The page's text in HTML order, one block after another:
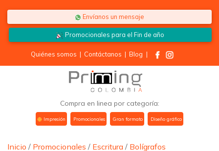
Envíanos un mensaje
Promocionales para elFin de año
Quiénes somos | Contáctanos | Blog |
Compra en linea por categoría:
Impresión Promocionales Gran formato Diseño gráfico
Inicio / Promocionales / Escritura / Bolígrafos